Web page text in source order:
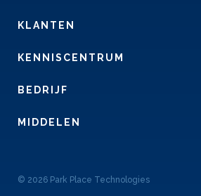
KLANTEN
KENNISCENTRUM
BEDRIJF
MIDDELEN
© 2026 Park Place Technologies